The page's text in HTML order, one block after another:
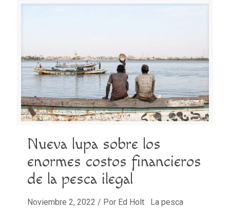
Nueva lupa sobre los
enormes costos financieros
de la pesca ilegal
Noviembre 2, 2022 / Por Ed Holt La pesca